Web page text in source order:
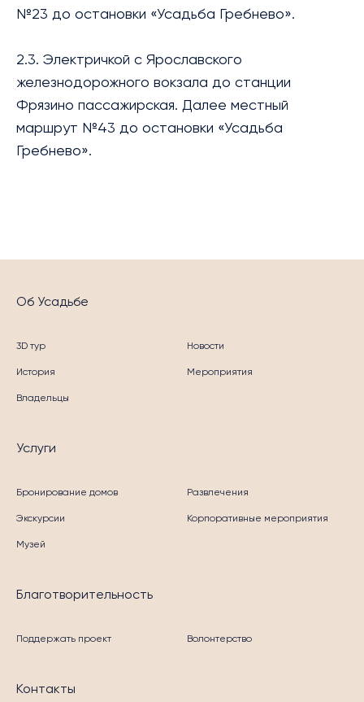
№23 до остановки «Усадьба Гребнево».
2.3. Электричкой с Ярославского
железнодорожного вокзала до станции
Фрязино пассажирская. Далее местный
маршрут №43 до остановки «Усадьба
Гребнево».
Об Усадьбе
3D тур
История
Владельцы
Новости
Мероприятия
Услуги
Бронирование домов
Экскурсии
Музей
Развлечения
Корпоративные мероприятия
Благотворительность
Поддержать проект Волонтерство
Контакты